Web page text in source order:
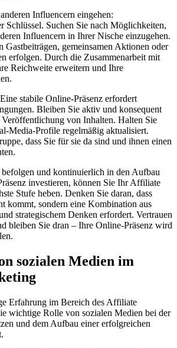
Influencern eingehen:
Schlüssel. Suchen Sie nach Möglichkeiten,
Influencern in Ihrer Nische einzugehen.
Gastbeiträgen, gemeinsamen Aktionen oder
erfolgen. Durch die Zusammenarbeit mit
Reichweite erweitern und Ihre
stabile Online-Präsenz erfordert
Bleiben Sie aktiv und konsequent
von Inhalten. Halten Sie
Media-Profile regelmäßig aktualisiert.
dass Sie für sie da sind und ihnen einen
befolgen und kontinuierlich in den Aufbau
investieren, können Sie Ihr Affiliate
Stufe heben. Denken Sie daran, dass
kommt, sondern eine Kombination aus
strategischem Denken erfordert. Vertrauen
bleiben Sie dran – Ihre Online-Präsenz wird
sozialen Medien im
Erfahrung im Bereich des Affiliate
wichtige Rolle von sozialen Medien bei der
und dem Aufbau einer erfolgreichen